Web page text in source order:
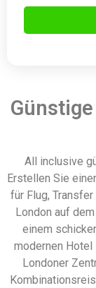
All inclusive
Erstellen Sie
für Flug,
London auf
einem
modernen Hotel
Londoner